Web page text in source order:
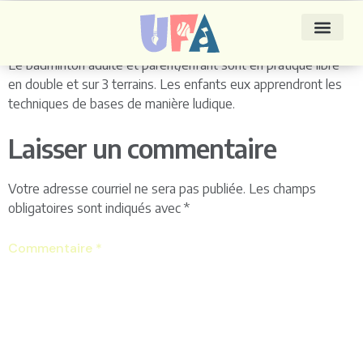
Badminton
Le badminton adulte et parent/enfant sont en pratique libre
en double et sur 3 terrains. Les enfants eux apprendront les
techniques de bases de manière ludique.
Laisser un commentaire
Votre adresse courriel ne sera pas publiée. Les champs
obligatoires sont indiqués avec *
Commentaire *